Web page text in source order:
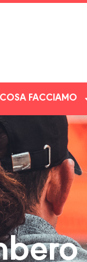
COSA FACCIAMO